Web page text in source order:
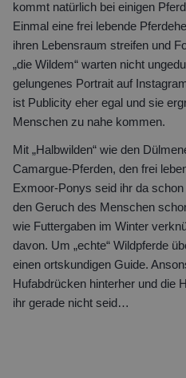
kommt natürlich bei einigen
Einmal eine frei lebende
ihren Lebensraum streifen und
„die Wildem“ warten nicht
gelungenes Portrait auf
ist Publicity eher egal und sie
Menschen zu nahe kommen.
Mit „Halbwilden“ wie den
Camargue-Pferden, den frei
Exmoor-Ponys seid ihr da
den Geruch des Menschen
wie Futtergaben im Winter
davon. Um „echte“ Wildpferde
einen ortskundigen Guide.
Hufabdrücken hinterher und die
ihr gerade nicht seid…